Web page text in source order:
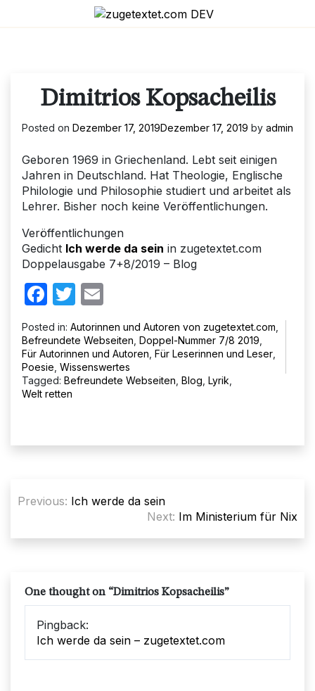
Dimitrios Kopsacheilis
Posted on Dezember 17, 2019Dezember 17, 2019 by admin
Geboren 1969 in Griechenland. Lebt seit einigen
Jahren in Deutschland. Hat Theologie, Englische
Philologie und Philosophie studiert und arbeitet als
Lehrer. Bisher noch keine Veröffentlichungen.
Veröffentlichungen
Gedicht Ich werde da sein in zugetextet.com
Doppelausgabe 7+8/2019 – Blog
Facebook
Twitter
Posted in: Autorinnen und Autoren von zugetextet.com
Befreundete Webseiten Doppel-Nummer 7/8 2019
Für Autorinnen und Autoren Für Leserinnen und Leser
Poesie Wissenswertes
Tagged: Befreundete Webseiten Blog Lyrik
Welt retten
Previous: Ich werde da sein
Next: Im Ministerium für Nix
One thought on “Dimitrios Kopsacheilis”
Pingback:
Ich werde da sein – zugetextet.com